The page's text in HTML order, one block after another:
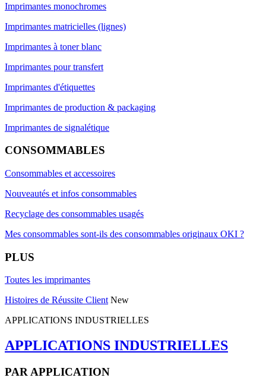
Imprimantes monochromes
Imprimantes matricielles (lignes)
Imprimantes à toner blanc
Imprimantes pour transfert
Imprimantes d'étiquettes
Imprimantes de production & packaging
Imprimantes de signalétique
CONSOMMABLES
Consommables et accessoires
Nouveautés et infos consommables
Recyclage des consommables usagés
Mes consommables sont-ils des consommables originaux OKI ?
PLUS
Toutes les imprimantes
Histoires de Réussite Client New
APPLICATIONS INDUSTRIELLES
APPLICATIONS INDUSTRIELLES
PAR APPLICATION